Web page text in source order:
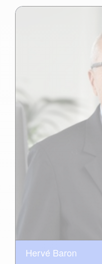
Hervé Baron